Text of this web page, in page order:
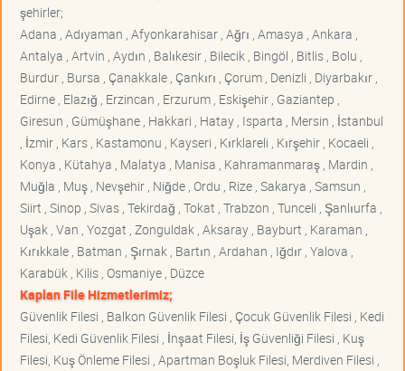
şehirler;
Adana , Adıyaman , Afyonkarahisar , Ağrı , Amasya , Ankara ,
Antalya , Artvin , Aydın , Balıkesir , Bilecik , Bingöl , Bitlis , Bolu ,
Burdur , Bursa , Çanakkale , Çankırı , Çorum , Denizli , Diyarbakır ,
Edirne , Elazığ , Erzincan , Erzurum , Eskişehir , Gaziantep ,
Giresun , Gümüşhane , Hakkari , Hatay , Isparta , Mersin , İstanbul
, İzmir , Kars , Kastamonu , Kayseri , Kırklareli , Kırşehir , Kocaeli ,
Konya , Kütahya , Malatya , Manisa , Kahramanmaraş , Mardin ,
Muğla , Muş , Nevşehir , Niğde , Ordu , Rize , Sakarya , Samsun ,
Siirt , Sinop , Sivas , Tekirdağ , Tokat , Trabzon , Tunceli , Şanlıurfa ,
Uşak , Van , Yozgat , Zonguldak , Aksaray , Bayburt , Karaman ,
Kırıkkale , Batman , Şırnak , Bartın , Ardahan , Iğdır , Yalova ,
Karabük , Kilis , Osmaniye , Düzce
Kaplan File Hizmetlerimiz;
Güvenlik Filesi , Balkon Güvenlik Filesi , Çocuk Güvenlik Filesi , Kedi
Filesi, Kedi Güvenlik Filesi , İnşaat Filesi, İş Güvenliği Filesi , Kuş
Filesi, Kuş Önleme Filesi , Apartman Boşluk Filesi, Merdiven Filesi ,